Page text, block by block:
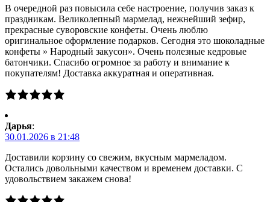
В очередной раз повысила себе настроение, получив заказ к
праздникам. Великолепный мармелад, нежнейший зефир,
прекрасные суворовские конфеты. Очень люблю
оригинальное оформление подарков. Сегодня это шоколадные
конфеты » Народный закусон». Очень полезные кедровые
батончики. Спасибо огромное за работу и внимание к
покупателям! Доставка аккуратная и оперативная.
Дарья:
30.01.2026 в 21:48
Доставили корзину со свежим, вкусным мармеладом.
Остались довольными качеством и временем доставки. С
удовольствием закажем снова!